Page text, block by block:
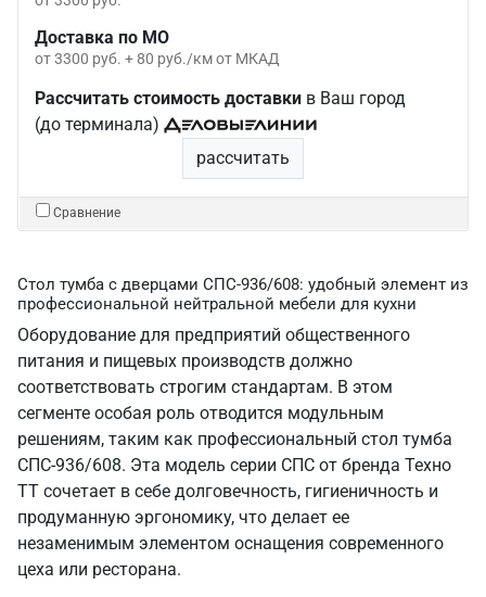
Доставка по МО
от 3300 руб. + 80 руб./км от МКАД
Рассчитать стоимость доставки в Ваш город
(до терминала)
рассчитать
Сравнение
Стол тумба с дверцами СПС-936/608: удобный элемент из
профессиональной нейтральной мебели для кухни
Оборудование для предприятий общественного
питания и пищевых производств должно
соответствовать строгим стандартам. В этом
сегменте особая роль отводится модульным
решениям, таким как профессиональный стол тумба
СПС-936/608. Эта модель серии СПС от бренда Техно
ТТ сочетает в себе долговечность, гигиеничность и
продуманную эргономику, что делает ее
незаменимым элементом оснащения современного
цеха или ресторана.